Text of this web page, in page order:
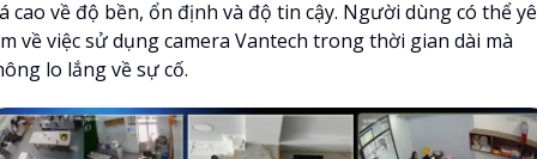
cao về độ bền, ổn định và độ tin cậy. Người dùng có thể
về việc sử dụng camera Vantech trong thời gian dài mà
lo lắng về sự cố.